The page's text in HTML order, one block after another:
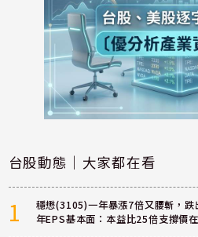
台股動態｜大家都在看
1
穩懋(3105)一年暴漲7倍又腰斬，
年EPS基本面：本益比25倍支撐價